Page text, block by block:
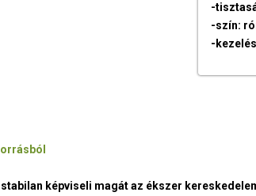
-
-szín:
-
képviseli magát az ékszer